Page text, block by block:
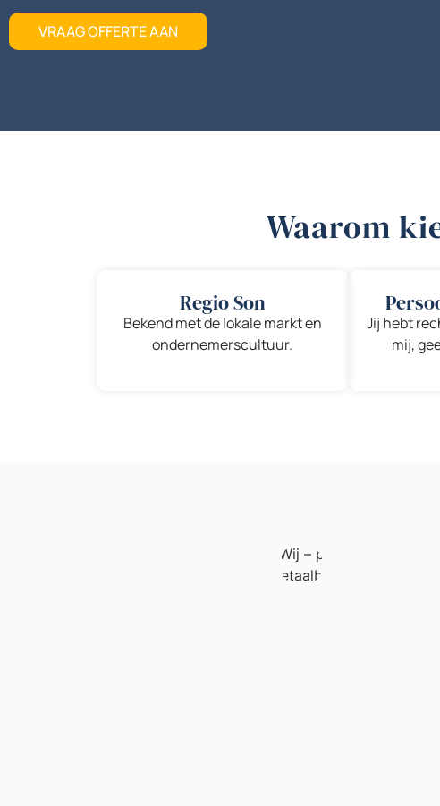
VRAAG OFFERTE AAN
Waarom
Regio Son
Bekend met de lokale markt en
ondernemerscultuur.
Jij hebt
mij,